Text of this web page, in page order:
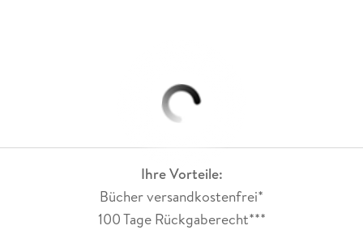
Ihre Vorteile:
Bücher versandkostenfrei*
100 Tage Rückgaberecht***